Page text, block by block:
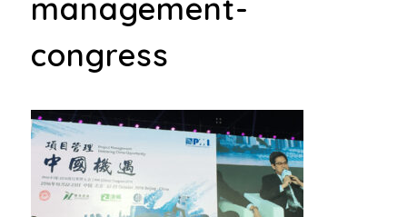
management-
congress